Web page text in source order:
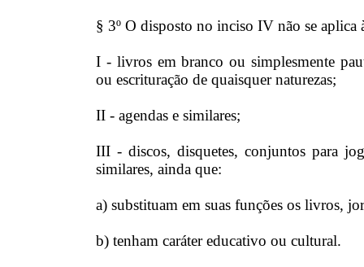
§ 3º O disposto no inciso IV não se aplica
I - livros em branco ou simplesmente
ou escrituração de quaisquer naturezas;
II - agendas e similares;
III - discos, disquetes, conjuntos para
similares, ainda que:
a) substituam em suas funções os livros,
b) tenham caráter educativo ou cultural.